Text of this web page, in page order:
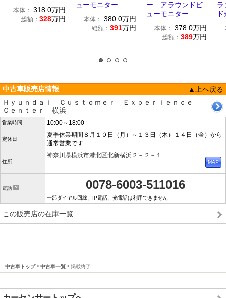
本体： 318.0万円
総額： 328万円
ューモニター
本体： 380.0万円
総額： 391万円
ー アラウンドビ
ューモニター
本体： 378.0万円
総額： 389万円
ラ
中古車販売店情報
▲上へ戻る
Ｈｙｕｎｄａｉ Ｃｕｓｔｏｍｅｒ Ｅｘｐｅｒｉｅｎｃｅ
Ｃｅｎｔｅｒ 横浜
営業時間 10:00～18:00
定休日
夏季休業期間８月１０日（月）～１３日（木）１４日（金）から
通常営業です
住所
神奈川県横浜市港北区北新横浜２－２－１
電話 0078-6003-511016
一部ダイヤル回線、IP電話、光電話は利用できません
この販売店の在庫一覧
中古車トップ 中古車一覧 掲載終了